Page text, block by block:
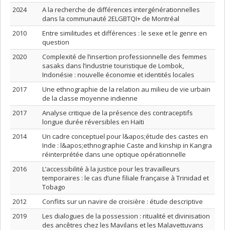
2024
A la recherche de différences intergénérationnelles
dans la communauté 2ELGBTQI+ de Montréal
2010
Entre similitudes et différences : le sexe et le genre en
question
2020
Complexité de l’insertion professionnelle des femmes
sasaks dans l’industrie touristique de Lombok,
Indonésie : nouvelle économie et identités locales
2017
Une ethnographie de la relation au milieu de vie urbain
de la classe moyenne indienne
2017
Analyse critique de la présence des contraceptifs
longue durée réversibles en Haïti
2014
Un cadre conceptuel pour l&apos;étude des castes en
Inde : l&apos;ethnographie Caste and kinship in Kangra
réinterprétée dans une optique opérationnelle
2016
L’accessibilité à la justice pour les travailleurs
temporaires : le cas d’une filiale française à Trinidad et
Tobago
2012
Conflits sur un navire de croisière : étude descriptive
2019
Les dialogues de la possession : ritualité et divinisation
des ancêtres chez les Mavilans et les Malavettuvans